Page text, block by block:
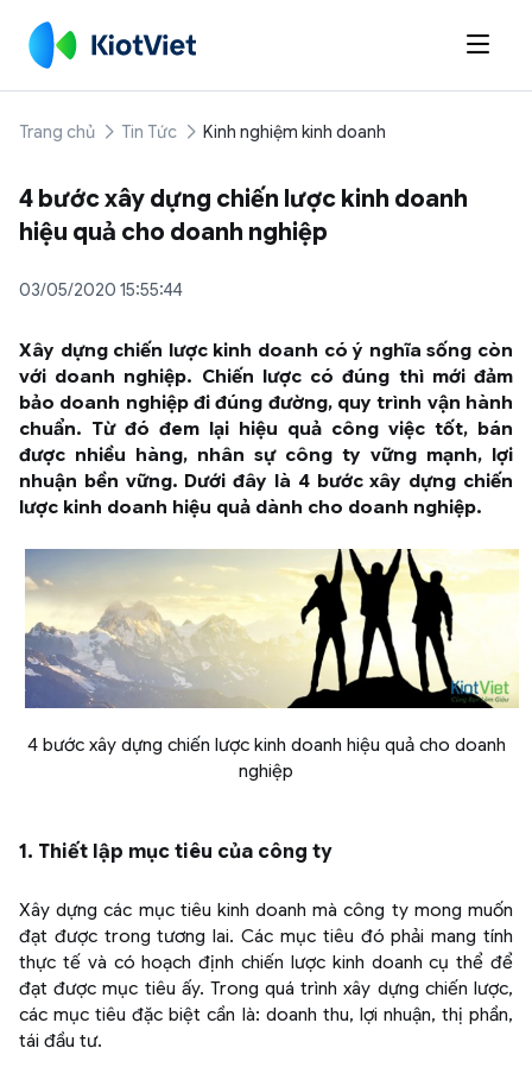

Trang chủ Tin Tức Kinh nghiệm kinh doanh
4 bước xây dựng chiến lược kinh doanh
hiệu quả cho doanh nghiệp
03/05/2020 15:55:44
Xây dựng chiến lược kinh doanh có ý nghĩa sống còn
với doanh nghiệp. Chiến lược có đúng thì mới đảm
bảo doanh nghiệp đi đúng đường, quy trình vận hành
chuẩn. Từ đó đem lại hiệu quả công việc tốt, bán
được nhiều hàng, nhân sự công ty vững mạnh, lợi
nhuận bền vững. Dưới đây là 4 bước xây dựng chiến
lược kinh doanh hiệu quả dành cho doanh nghiệp.
4 bước xây dựng chiến lược kinh doanh hiệu quả cho doanh
nghiệp
1. Thiết lập mục tiêu của công ty
Xây dựng các mục tiêu kinh doanh mà công ty mong muốn
đạt được trong tương lai. Các mục tiêu đó phải mang tính
thực tế và có hoạch định chiến lược kinh doanh cụ thể để
đạt được mục tiêu ấy. Trong quá trình xây dựng chiến lược,
các mục tiêu đặc biệt cần là: doanh thu, lợi nhuận, thị phần,
tái đầu tư.